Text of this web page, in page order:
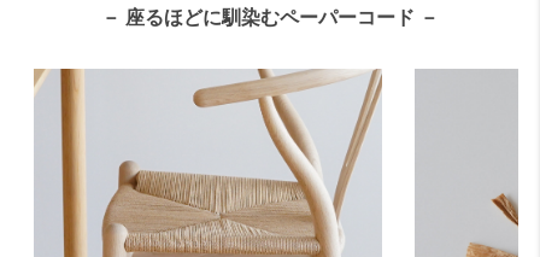
－ 座るほどに馴染むペーパーコード －